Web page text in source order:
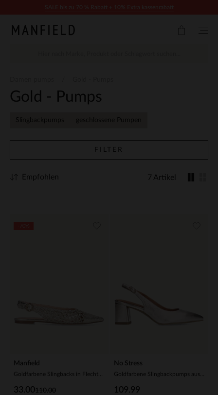
Gold - Pumps
Slingbackpumps geschlossene Pumpen
FILTER
7 Artikel
Empfohlen
Manfield
110.00
33.00
No Stress
109.99